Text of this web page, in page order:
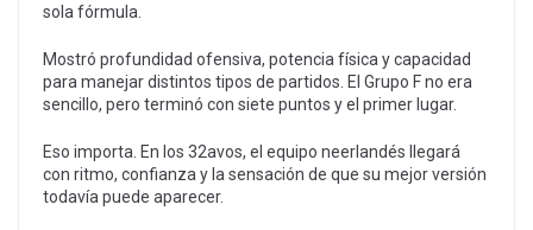
sola fórmula.
Mostró profundidad ofensiva, potencia física y capacidad
para manejar distintos tipos de partidos. El Grupo F no era
sencillo, pero terminó con siete puntos y el primer lugar.
Eso importa. En los 32avos, el equipo neerlandés llegará
con ritmo, confianza y la sensación de que su mejor versión
todavía puede aparecer.